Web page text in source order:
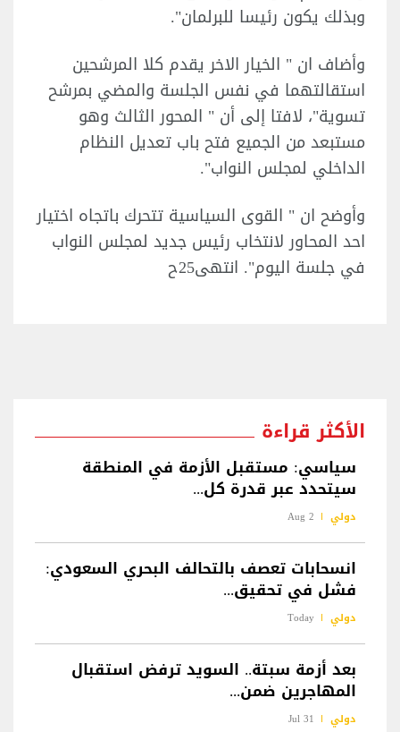
وبذلك يكون رئيسا للبرلمان".
وأضاف ان " الخيار الاخر يقدم كلا المرشحين
استقالتهما في نفس الجلسة والمضي بمرشح
تسوية"، لافتا إلى أن " المحور الثالث وهو
مستبعد من الجميع فتح باب تعديل النظام
الداخلي لمجلس النواب".
وأوضح ان " القوى السياسية تتحرك باتجاه اختيار
احد المحاور لانتخاب رئيس جديد لمجلس النواب
في جلسة اليوم". انتهى25ح
الأكثر قراءة
سياسي: مستقبل الأزمة في المنطقة
سيتحدد عبر قدرة كل...
دولي 2 Aug
انسحابات تعصف بالتحالف البحري السعودي:
فشل في تحقيق...
دولي Today
بعد أزمة سبتة.. السويد ترفض استقبال
المهاجرين ضمن...
دولي 31 Jul